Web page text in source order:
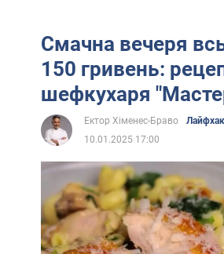
Смачна вечеря
150 гривень:
шефкухаря
Ектор Хіменес-Браво
10.01.2025 17:00